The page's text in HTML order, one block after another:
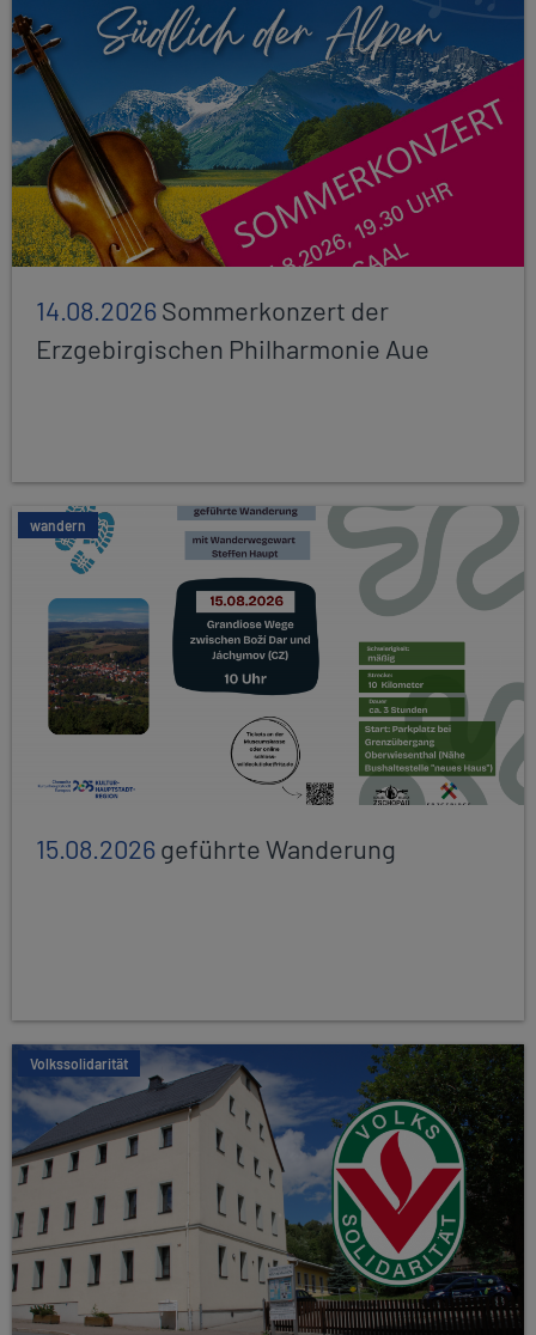
14.08.2026Sommerkonzert der
Erzgebirgischen Philharmonie Aue
wandern
15.08.2026geführte Wanderung
Volkssolidarität